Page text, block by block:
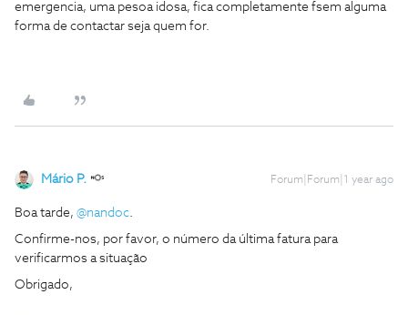
emergencia, uma pesoa idosa, fica completamente fsem alguma
forma de contactar seja quem for.
Mário P. Forum|Forum|1 year ago
Boa tarde, ​ @nandoc.
Confirme-nos, por favor, o número da última fatura para
verificarmos a situação
Obrigado,